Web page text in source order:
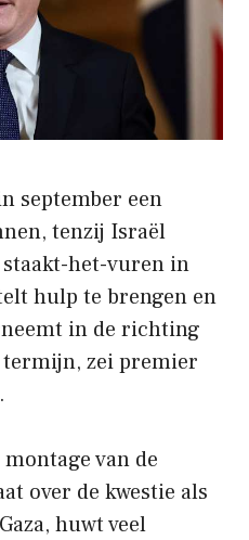
september een
tenzij Israël
het-vuren in
hulp te brengen en
in de richting
termijn, zei premier
van de
over de kwestie als
huwt veel